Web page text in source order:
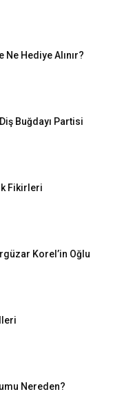
Ne Hediye Alınır?
Buğdayı Partisi
Fikirleri
Korel’in Oğlu
Nereden?